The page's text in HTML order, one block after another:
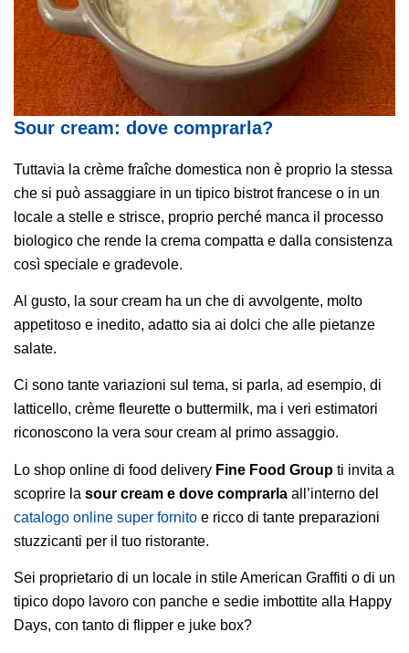
Sour cream: dove comprarla?
Tuttavia la crème fraîche domestica non è proprio la stessa
che si può assaggiare in un tipico bistrot francese o in un
locale a stelle e strisce, proprio perché manca il processo
biologico che rende la crema compatta e dalla consistenza
così speciale e gradevole.
Al gusto, la sour cream ha un che di avvolgente, molto
appetitoso e inedito, adatto sia ai dolci che alle pietanze
salate.
Ci sono tante variazioni sul tema, si parla, ad esempio, di
latticello, crème fleurette o buttermilk, ma i veri estimatori
riconoscono la vera sour cream al primo assaggio.
Lo shop online di food delivery Fine Food Group ti invita a
scoprire la sour cream e dove comprarla all’interno del
catalogo online super fornito e ricco di tante preparazioni
stuzzicanti per il tuo ristorante.
Sei proprietario di un locale in stile American Graffiti o di un
tipico dopo lavoro con panche e sedie imbottite alla Happy
Days, con tanto di flipper e juke box?